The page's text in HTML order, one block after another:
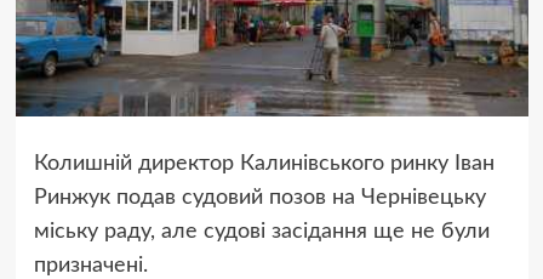
Колишній директор Калинівського ринку Іван
Ринжук подав судовий позов на Чернівецьку
міську раду, але судові засідання ще не були
призначені.